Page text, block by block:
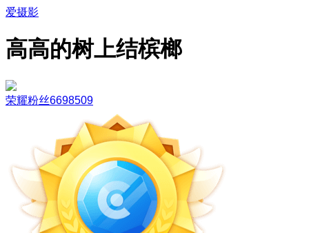
爱摄影
高高的树上结槟榔
荣耀粉丝6698509